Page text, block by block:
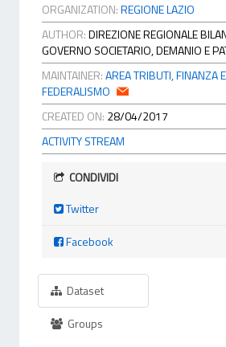
ORGANIZATION:REGIONE LAZIO
AUTHOR:DIREZIONE REGIONALE
GOVERNO SOCIETARIO, DEMANIO E
MAINTAINER:AREA TRIBUTI, FINANZA E
FEDERALISMO
CREATED ON: 28/04/2017
ACTIVITY STREAM
CONDIVIDI
Twitter
Facebook
Dataset
Groups